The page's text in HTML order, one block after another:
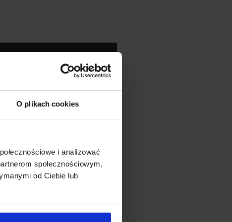
O plikach cookies
i analizować
społecznościowym,
od Ciebie lub
jest ograniczona.
w